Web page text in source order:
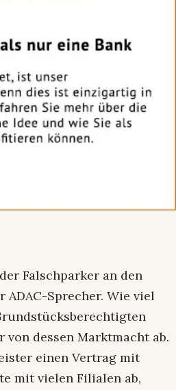
Falschparker an den
ADAC-Sprecher. Wie viel
von dessen Marktmacht ab.
einen Vertrag mit
mit vielen Filialen ab,